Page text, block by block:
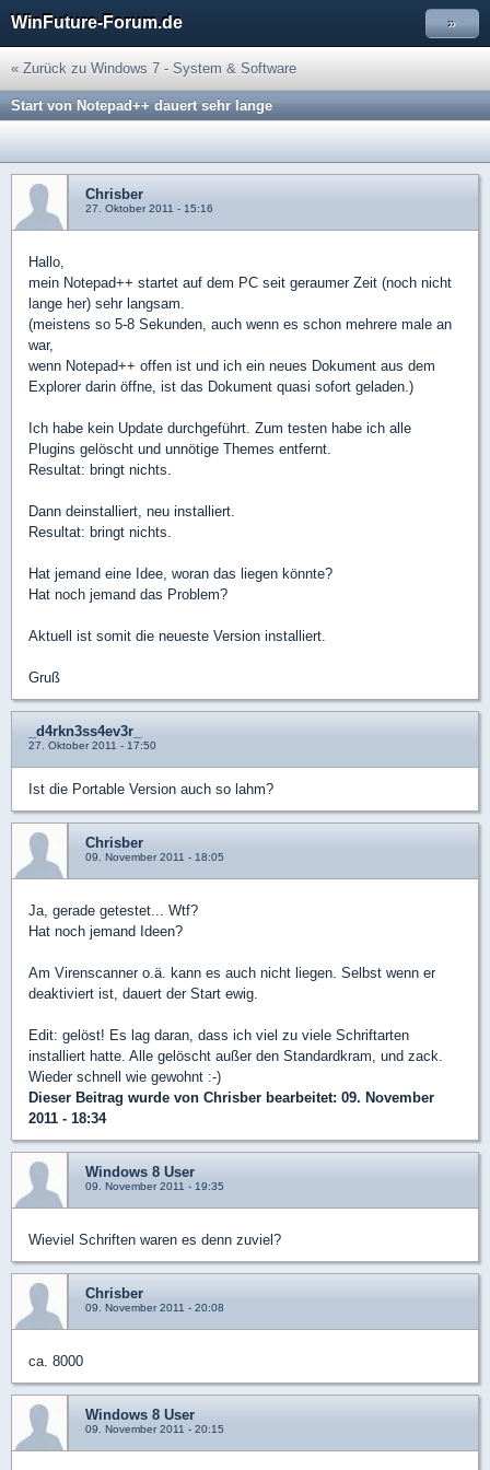
WinFuture-Forum.de »
« Zurück zu Windows 7 - System & Software
Start von Notepad++ dauert sehr lange
Chrisber
27. Oktober 2011 - 15:16
Hallo,
mein Notepad++ startet auf dem PC seit geraumer Zeit (noch nicht
lange her) sehr langsam.
(meistens so 5-8 Sekunden, auch wenn es schon mehrere male an
war,
wenn Notepad++ offen ist und ich ein neues Dokument aus dem
Explorer darin öffne, ist das Dokument quasi sofort geladen.)
Ich habe kein Update durchgeführt. Zum testen habe ich alle
Plugins gelöscht und unnötige Themes entfernt.
Resultat: bringt nichts.
Dann deinstalliert, neu installiert.
Resultat: bringt nichts.
Hat jemand eine Idee, woran das liegen könnte?
Hat noch jemand das Problem?
Aktuell ist somit die neueste Version installiert.
Gruß
_d4rkn3ss4ev3r_
27. Oktober 2011 - 17:50
Ist die Portable Version auch so lahm?
Chrisber
09. November 2011 - 18:05
Ja, gerade getestet... Wtf?
Hat noch jemand Ideen?
Am Virenscanner o.ä. kann es auch nicht liegen. Selbst wenn er
deaktiviert ist, dauert der Start ewig.
Edit: gelöst! Es lag daran, dass ich viel zu viele Schriftarten
installiert hatte. Alle gelöscht außer den Standardkram, und zack.
Wieder schnell wie gewohnt :-)
Dieser Beitrag wurde von Chrisber bearbeitet: 09. November
2011 - 18:34
Windows 8 User
09. November 2011 - 19:35
Wieviel Schriften waren es denn zuviel?
Chrisber
09. November 2011 - 20:08
ca. 8000
Windows 8 User
09. November 2011 - 20:15